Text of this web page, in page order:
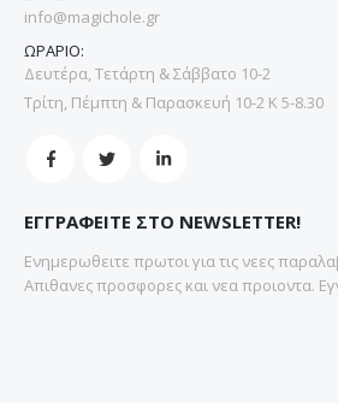
info@magichole.gr
ΩΡΑΡΙΟ:
Δευτέρα, Τετάρτη & Σάββατο 10-2
Τρίτη, Πέμπτη & Παρασκευή 10-2 Κ 5-8.30
ΕΓΓΡΑΦΕΙΤΕ ΣΤΟ NEWSLETTER!
Ενημερωθειτε πρωτοι για τις νεες
Απιθανες προσφορες και νεα προιοντα.